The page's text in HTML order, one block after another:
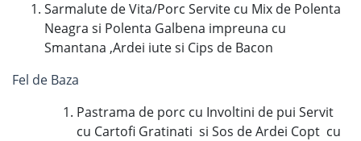
Sarmalute de Vita/Porc Servite cu Mix de Polenta
Neagra si Polenta Galbena impreuna cu
Smantana ,Ardei iute si Cips de Bacon
Fel de Baza
Pastrama de porc cu Involtini de pui Servit
cu Cartofi Gratinati si Sos de Ardei Copt cu